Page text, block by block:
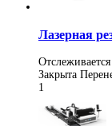
Лазерная
Отслеживается
Закрыта
1